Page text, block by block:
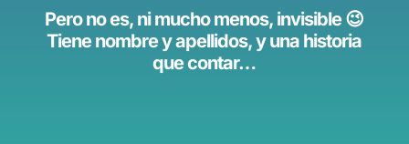
Pero no es, ni mucho menos, invisible 😉
Tiene nombre y apellidos, y una historia
que contar…